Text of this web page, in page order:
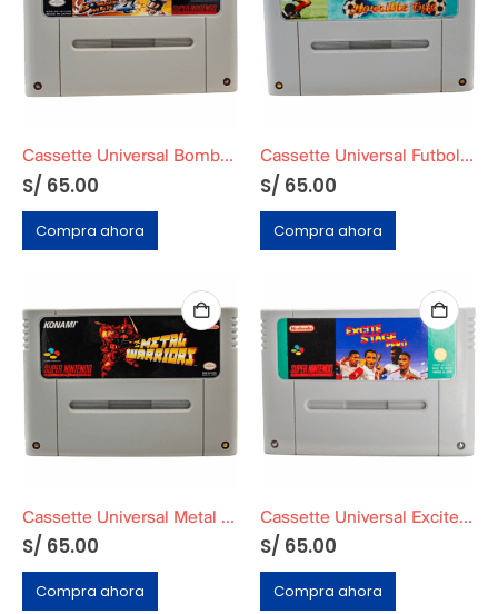
Cassette Universal Bomberman 4
S/ 65.00
Compra ahora
Cassette Universal Futbol Excitante
S/ 65.00
Compra ahora
Cassette Universal Metal Warriors
S/ 65.00
Compra ahora
Cassette Universal Excite Stage Peru
S/ 65.00
Compra ahora